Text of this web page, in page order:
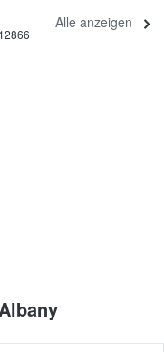
Alle anzeigen